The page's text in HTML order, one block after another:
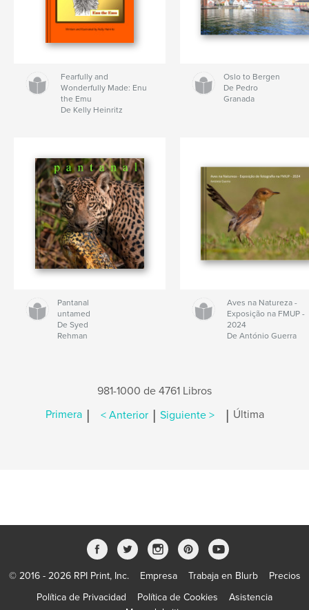
Fearfully and
Wonderfully Made: Enu
the Emu
De Kelly Heinritz
Oslo to Bergen
De Pedro
Granada
Pantanal
untamed
De Syed
Rehman
Aves na Natureza -
Exposição na FMUP -
2024
De António Guerra
981-1000 de 4761 Libros
Primera | < Anterior | Siguiente > | Última
© 2016 - 2026 RPI Print, Inc. Empresa Trabaja en Blurb
Precios
Política de Privacidad
Política de Cookies
Asistencia